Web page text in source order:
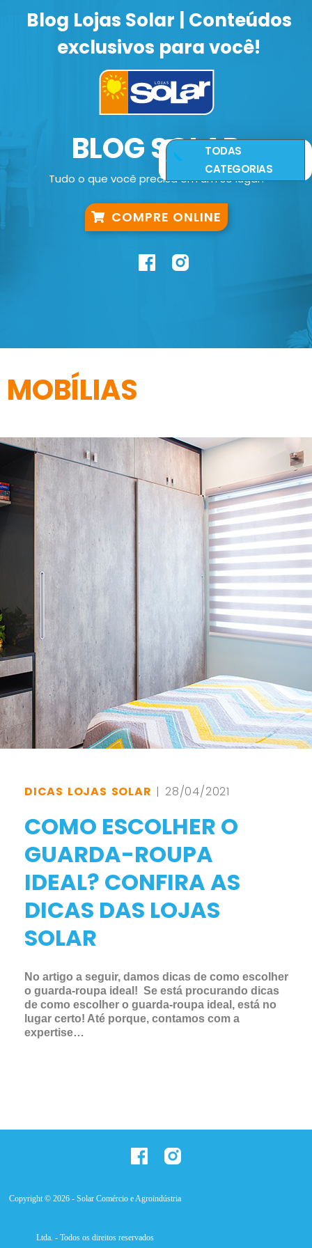
Blog Lojas Solar | Conteúdos
exclusivos para você!
BLOG SOLAR
Tudo o que você precisa em um só lugar!
COMPRE ONLINE
TODAS
CATEGORIAS
MOBÍLIAS
DICAS LOJAS SOLAR | 28/04/2021
COMO ESCOLHER O
GUARDA-ROUPA
IDEAL? CONFIRA AS
DICAS DAS LOJAS
SOLAR
No artigo a seguir, damos dicas de como escolher
o guarda-roupa ideal! Se está procurando dicas
de como escolher o guarda-roupa ideal, está no
lugar certo! Até porque, contamos com a
expertise…
Copyright © 2026 - Solar Comércio e Agroindústria
Ltda. - Todos os direitos reservados